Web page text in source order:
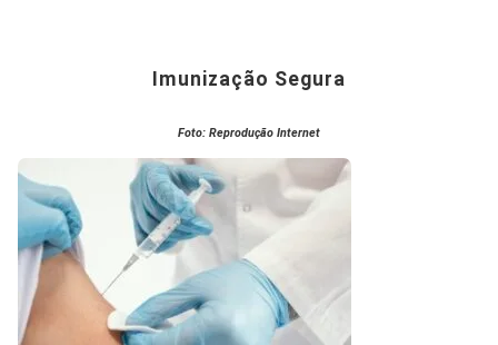
Imunização Segura
Foto: Reprodução Internet